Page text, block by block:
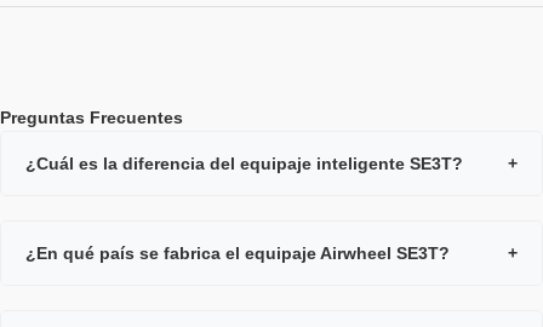
Preguntas Frecuentes
¿Cuál es la diferencia del equipaje inteligente SE3T? +
¿En qué país se fabrica el equipaje Airwheel SE3T? +